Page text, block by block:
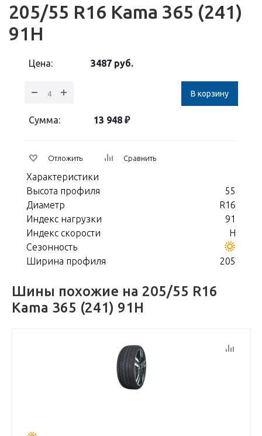
205/55 R16 Kama 365 (241)
91H
Цена: 3487 руб.
В корзину
Сумма: 13 948 ₽
Отложить Сравнить
Характеристики
Высота профиля
55
Диаметр
R16
Индекс нагрузки
91
Индекс скорости
H
Сезонность
Ширина профиля
205
Шины похожие на 205/55 R16
Kama 365 (241) 91H